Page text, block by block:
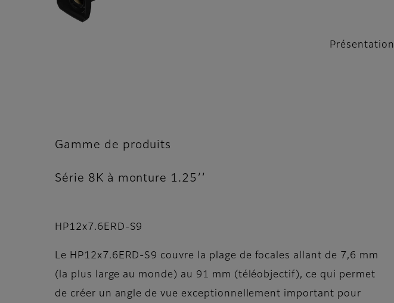
Présentation
Gamme de produits
Série 8K à monture 1.25’’
HP12x7.6ERD-S9
Le HP12x7.6ERD-S9 couvre la plage de focales allant de 7,6 mm
(la plus large au monde) au 91 mm (téléobjectif), ce qui permet
de créer un angle de vue exceptionnellement important pour